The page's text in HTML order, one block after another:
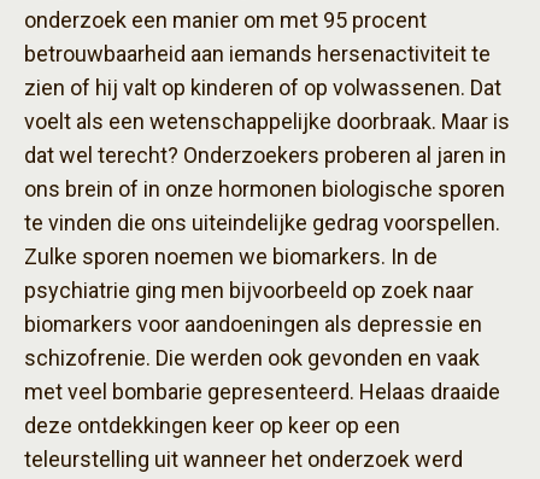
onderzoek een manier om met 95 procent
betrouwbaarheid aan iemands hersenactiviteit te
zien of hij valt op kinderen of op volwassenen. Dat
voelt als een wetenschappelijke doorbraak. Maar is
dat wel terecht? Onderzoekers proberen al jaren in
ons brein of in onze hormonen biologische sporen
te vinden die ons uiteindelijke gedrag voorspellen.
Zulke sporen noemen we biomarkers. In de
psychiatrie ging men bijvoorbeeld op zoek naar
biomarkers voor aandoeningen als depressie en
schizofrenie. Die werden ook gevonden en vaak
met veel bombarie gepresenteerd. Helaas draaide
deze ontdekkingen keer op keer op een
teleurstelling uit wanneer het onderzoek werd